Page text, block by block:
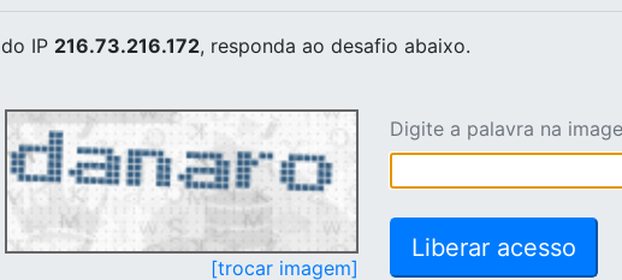
do IP 216.73.216.172, responda ao desafio abaixo.
[trocar imagem]
Digite a palavra na